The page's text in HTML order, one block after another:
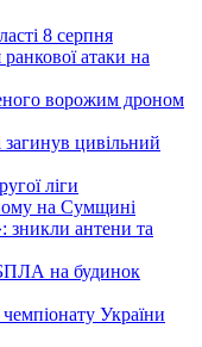
8 серпня
атаки на
ворожим дроном
загинув цивільний
ліги
на Сумщині
зникли антени та
на будинок
України